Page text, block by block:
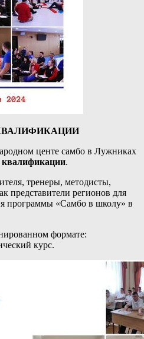
центе самбо в Лужниках
.
тренеры, методисты,
представители регионов для
программы «Самбо в школу» в
формате:
курс.